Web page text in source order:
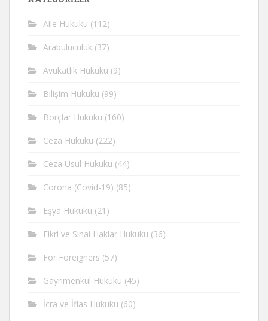
Aile Hukuku (112)
Arabuluculuk (37)
Avukatlık Hukuku (9)
Bilişim Hukuku (99)
Borçlar Hukuku (160)
Ceza Hukuku (222)
Ceza Usul Hukuku (44)
Corona (Covid-19) (85)
Eşya Hukuku (21)
Fikri ve Sinai Haklar Hukuku (36)
For Foreigners (57)
Gayrimenkul Hukuku (45)
İcra ve İflas Hukuku (60)